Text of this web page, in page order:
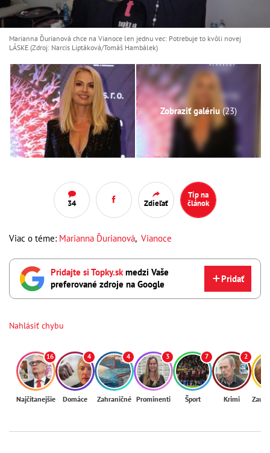
Marianna Ďurianová chce na Vianoce len jednu vec: Potrebuje to kvôli novej
LÁSKE (Zdroj: Narcis Liptáková/Tomáš Hambálek)
Zobraziť galériu(23)
34 Zdieľať
Tip na
článok
Viac o téme: Marianna Ďurianová, Vianoce
Pridajte si Topky.skmedzi Vaše
preferované zdroje na Google
Pridať
Nahlásiť chybu
16
Najčítanejšie
4
Domáce
4
Zahraničné
3
Prominenti
7
Šport
2
Krimi